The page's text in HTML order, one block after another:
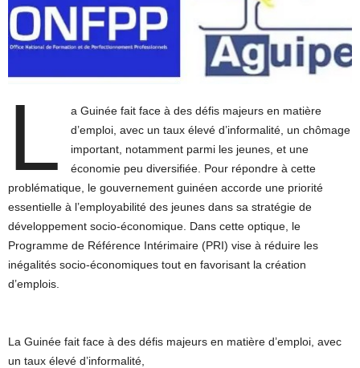
L
a Guinée fait face à des défis majeurs en matière
d’emploi, avec un taux élevé d’informalité, un chômage
important, notamment parmi les jeunes, et une
économie peu diversifiée. Pour répondre à cette
problématique, le gouvernement guinéen accorde une priorité
essentielle à l’employabilité des jeunes dans sa stratégie de
développement socio-économique. Dans cette optique, le
Programme de Référence Intérimaire (PRI) vise à réduire les
inégalités socio-économiques tout en favorisant la création
d’emplois.
La Guinée fait face à des défis majeurs en matière d’emploi, avec
un taux élevé d’informalité,